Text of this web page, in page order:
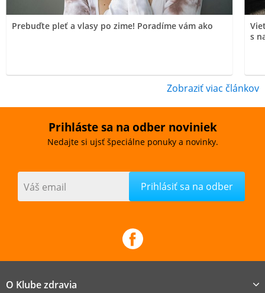
Prebuďte pleť a vlasy po zime! Poradíme vám ako
s
Zobraziť viac článkov
Prihláste sa na odber noviniek
Nedajte si ujsť špeciálne ponuky a novinky.
Váš email
O Klube zdravia